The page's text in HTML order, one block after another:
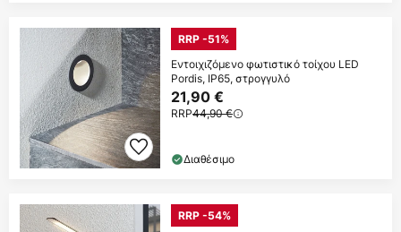
RRP -51%
Εντοιχιζόμενο φωτιστικό τοίχου LED
Pordis, IP65, στρογγυλό
21,90 €
RRP44,90 €
Διαθέσιμο
RRP -54%